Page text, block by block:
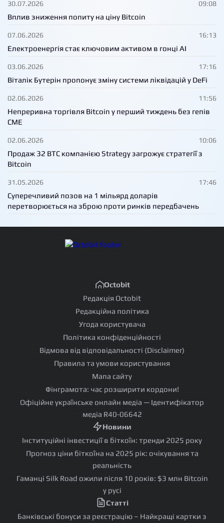
30.07.2026 09:08
Вплив зниження попиту на ціну Bitcoin
07.06.2026 16:13
Електроенергія стає ключовим активом в гонці AI
03.06.2026 17:16
Віталік Бутерін пропонує зміну системи ліквідацій у DeFi
02.06.2026 11:56
Непреривна торгівля Bitcoin у перший тиждень без гепів
CME
02.06.2026 10:06
Продаж 32 BTC компанією Strategy загрожує стратегії з
Bitcoin
31.05.2026 17:46
Суперечливий позов на 1 мільярд доларів
перетворюється на зброю проти ринків передбачень
Octobit
Редакція Octobit
Редакційна політика
Угода користувача
Політика конфіденційності
Відмова від відповідальності (Disclaimer)
Правила та умови користування
Мапа сайту
Фінграмота: час розширити кордони!
Офіційне українське онлайн медіа — Ідентифікатор
медіа R40-06642
Новини
Інституційні інвестиції в біткоїн: тренди 2025 року
Прогноз ціни біткоїна на 2025 рік: очікування та
реальність
Гаманці Silk Road ожили після 10 років: $3 млн Bitcoin
у русі
Статті
Банківські бонуси за реєстрацію – Найкращі картки з